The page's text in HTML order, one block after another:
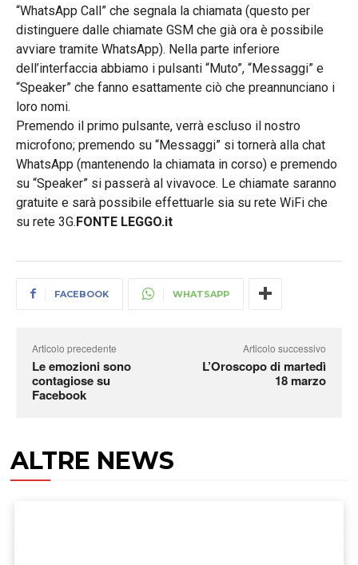
“WhatsApp Call” che segnala la chiamata (questo per
distinguere dalle chiamate GSM che già ora è possibile
avviare tramite WhatsApp). Nella parte inferiore
dell’interfaccia abbiamo i pulsanti “Muto”, “Messaggi” e
“Speaker” che fanno esattamente ciò che preannunciano i
loro nomi.
Premendo il primo pulsante, verrà escluso il nostro
microfono; premendo su “Messaggi” si tornerà alla chat
WhatsApp (mantenendo la chiamata in corso) e premendo
su “Speaker” si passerà al vivavoce. Le chiamate saranno
gratuite e sarà possibile effettuarle sia su rete WiFi che
su rete 3G.FONTE LEGGO.it
FACEBOOK WHATSAPP
Articolo precedente
Le emozioni sono
contagiose su
Facebook
Articolo successivo
L’Oroscopo di martedì
18 marzo
ALTRE NEWS